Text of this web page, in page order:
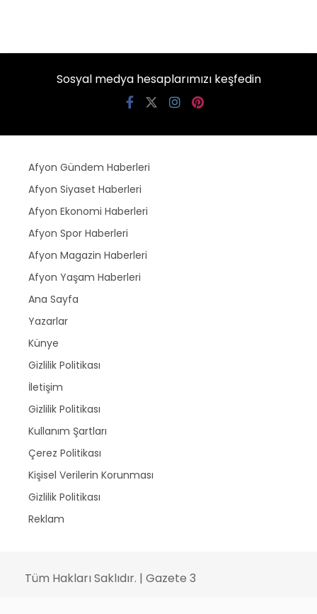
Sosyal medya hesaplarımızı keşfedin
Afyon Gündem Haberleri
Afyon Siyaset Haberleri
Afyon Ekonomi Haberleri
Afyon Spor Haberleri
Afyon Magazin Haberleri
Afyon Yaşam Haberleri
Ana Sayfa
Yazarlar
Künye
Gizlilik Politikası
İletişim
Gizlilik Politikası
Kullanım Şartları
Çerez Politikası
Kişisel Verilerin Korunması
Gizlilik Politikası
Reklam
Tüm Hakları Saklıdır. | Gazete 3